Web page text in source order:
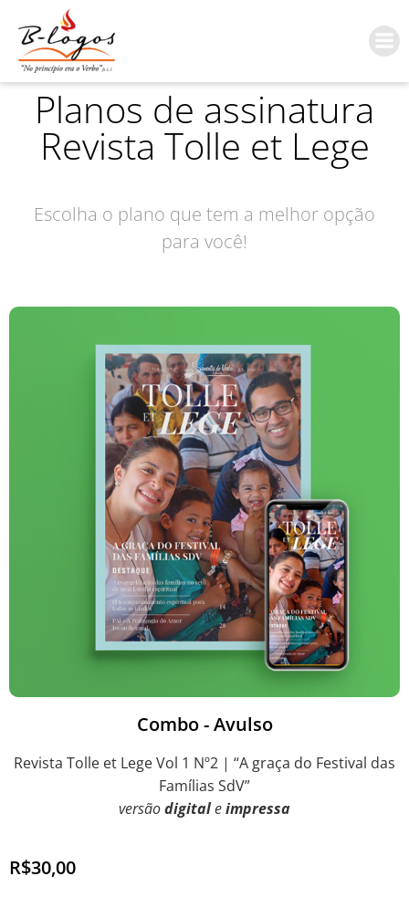
Planos de assinatura
Revista Tolle et Lege
Escolha o plano que tem a melhor opção
para você!
Combo - Avulso
Revista Tolle et Lege Vol 1 Nº2 | “A graça do Festival das
Famílias SdV”
versãodigitaleimpressa
R$30,00